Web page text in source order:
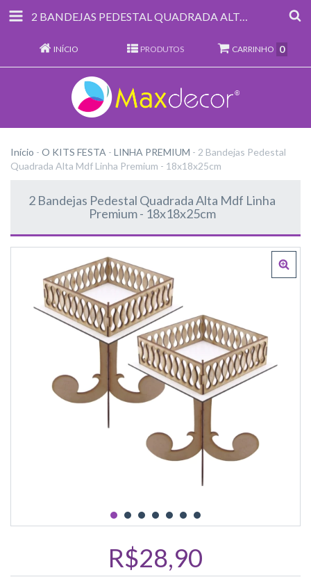
2 BANDEJAS PEDESTAL QUADRADA ALTA MDF LINHA PREMIUM - 18X18X25CM
INÍCIO PRODUTOS CARRINHO 0
Início - O KITS FESTA - LINHA PREMIUM - 2 Bandejas Pedestal
Quadrada Alta Mdf Linha Premium - 18x18x25cm
2 Bandejas Pedestal Quadrada Alta Mdf Linha
Premium - 18x18x25cm
R$28,90